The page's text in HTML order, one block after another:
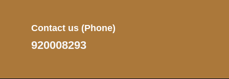
Contact us (Phone)
920008293